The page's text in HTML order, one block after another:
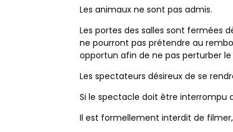
Les animaux ne sont pas admis.
Les portes des salles sont fermées
ne pourront pas prétendre au
opportun afin de ne pas perturber
Les spectateurs désireux de se
Si le spectacle doit être interrompu
Il est formellement interdit de